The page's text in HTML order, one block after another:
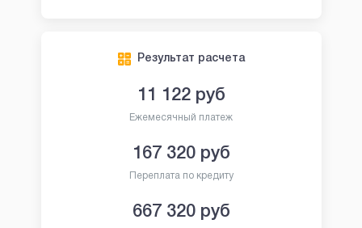
Результат расчета
11 122руб
Ежемесячный платеж
167 320руб
Переплата по кредиту
667 320руб